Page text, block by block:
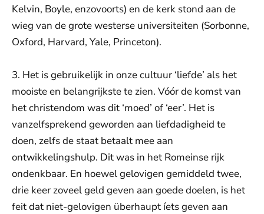
Kelvin, Boyle, enzovoorts) en de kerk stond aan de
wieg van de grote westerse universiteiten (Sorbonne,
Oxford, Harvard, Yale, Princeton).
3. Het is gebruikelijk in onze cultuur ‘liefde’ als het
mooiste en belangrijkste te zien. Vóór de komst van
het christendom was dit ‘moed’ of ‘eer’. Het is
vanzelfsprekend geworden aan liefdadigheid te
doen, zelfs de staat betaalt mee aan
ontwikkelingshulp. Dit was in het Romeinse rijk
ondenkbaar. En hoewel gelovigen gemiddeld twee,
drie keer zoveel geld geven aan goede doelen, is het
feit dat niet-gelovigen überhaupt íets geven aan